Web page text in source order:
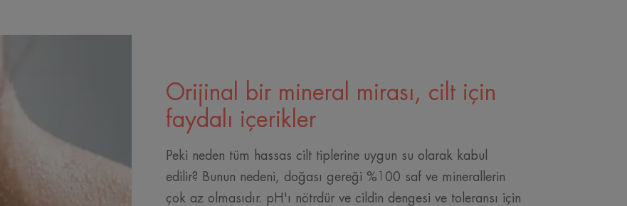
Orijinal bir mineral mirası, cilt için
faydalı içerikler
Peki neden tüm hassas cilt tiplerine uygun su olarak kabul
edilir? Bunun nedeni, doğası gereği %100 saf ve minerallerin
çok az olmasıdır. pH'ı nötrdür ve cildin dengesi ve toleransı için